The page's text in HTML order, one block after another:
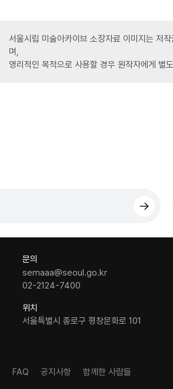
서울시립 미술아카이브 소장자료 이미지는 저
며,
영리적인 목적으로 사용할 경우 원작자에게 별
문의
semaaa@seoul.go.kr
02-2124-7400
위치
서울특별시 종로구 평창문화로 101
FAQ 공지사항 함께한 사람들